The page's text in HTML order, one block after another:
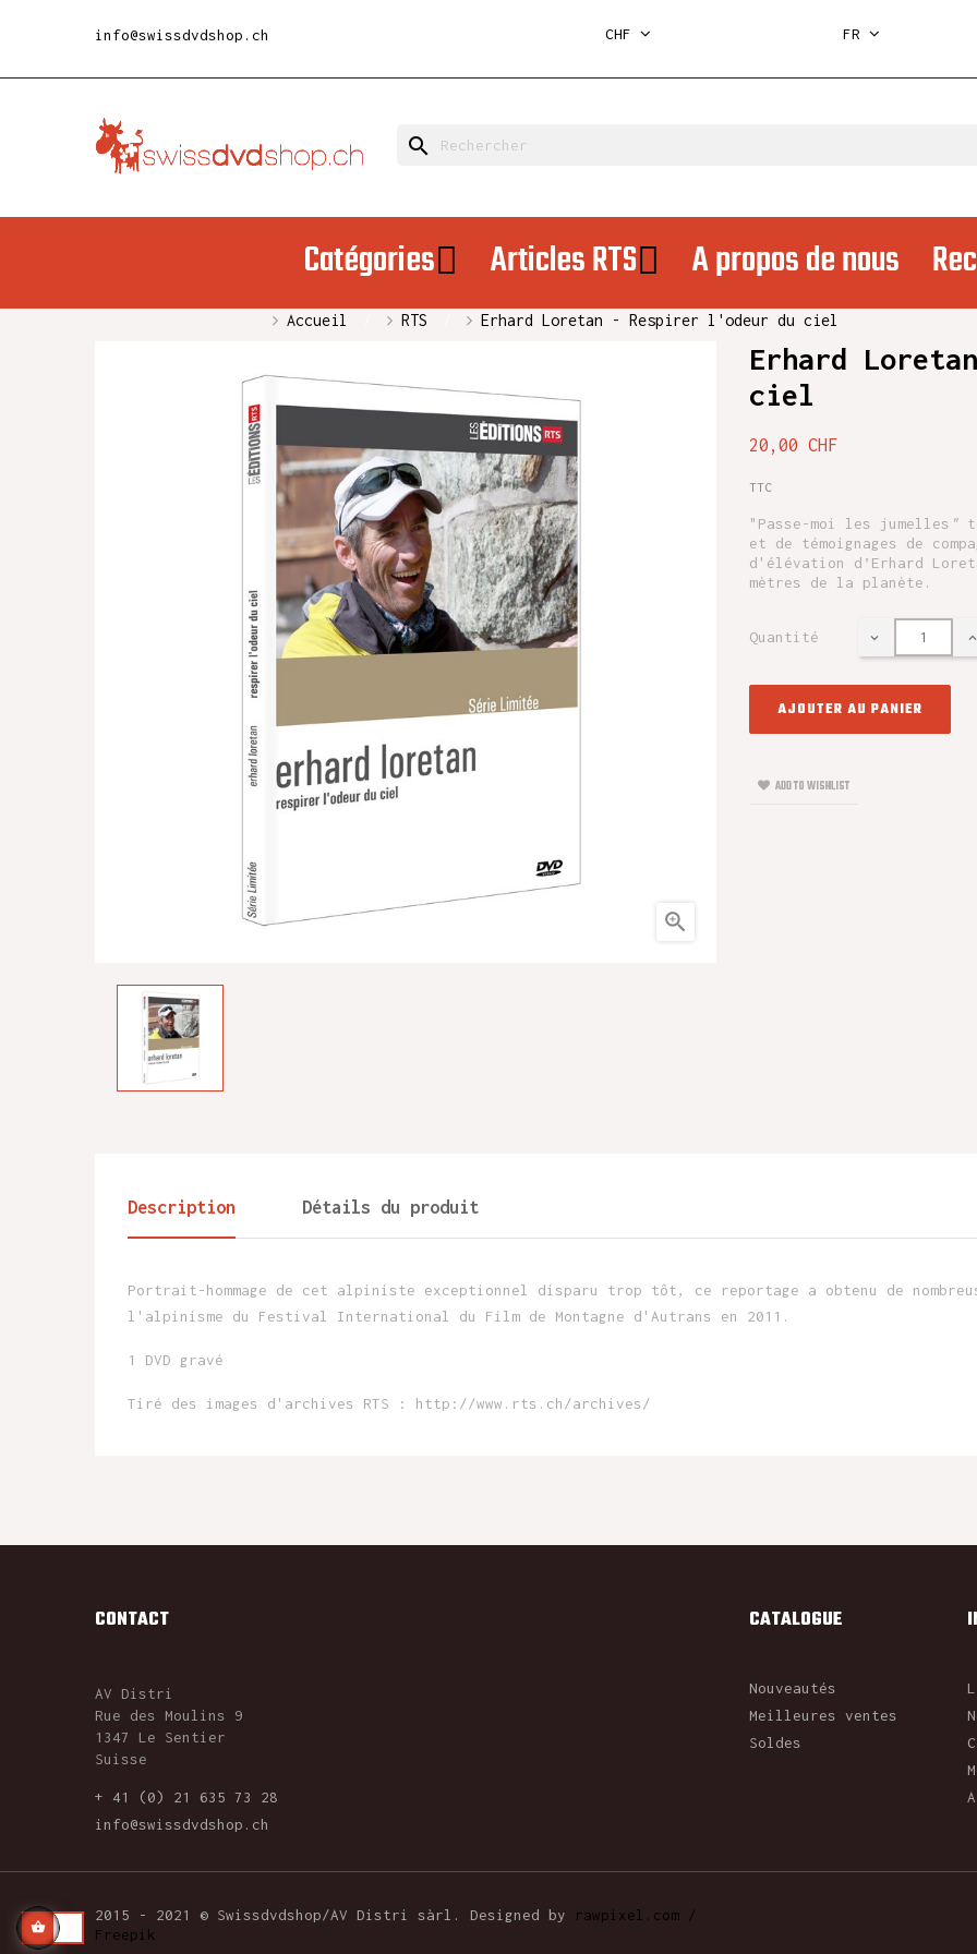
info@swissdvdshop.ch CHF FR
search
Catégories Articles RTS A propos de nous
Accueil RTS Erhard Loretan - Respirer l'odeur du ciel

Erhard
ciel
20,00 CHF
TTC
"Passe-moi les jumelles "
et de témoignages de
d'élévation d’Erhard
mètres de la planète.
Quantité
AJOUTER AU PANIER
ADD TO WISHLIST
Description Détails du produit
Portrait-hommage de cet alpiniste exceptionnel disparu trop tôt, ce reportage a obtenu de
l'alpinisme du Festival International du Film de Montagne d'Autrans en 2011.
1 DVD gravé
Tiré des images d'archives RTS : http://www.rts.ch/archives/
CONTACT
AV Distri
Rue des Moulins 9
1347 Le Sentier
Suisse
+ 41 (0) 21 635 73 28
info@swissdvdshop.ch
CATALOGUE
Nouveautés
Meilleures ventes
Soldes
2015 - 2021 © Swissdvdshop/AV Distri sàrl. Designed by
rawpixel.com /
Freepik